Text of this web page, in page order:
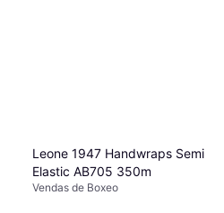
Leone 1947 Handwraps Semi
Elastic AB705 350m
Vendas de Boxeo